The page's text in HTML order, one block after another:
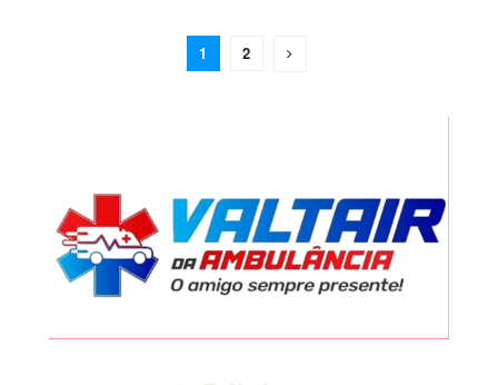
1 2